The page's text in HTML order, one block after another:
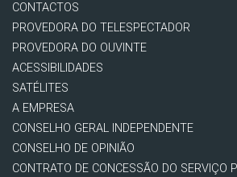
CONTACTOS
PROVEDORA DO TELESPECTADOR
PROVEDORA DO OUVINTE
ACESSIBILIDADES
SATÉLITES
A EMPRESA
CONSELHO GERAL INDEPENDENTE
CONSELHO DE OPINIÃO
CONTRATO DE CONCESSÃO DO SERVIÇO